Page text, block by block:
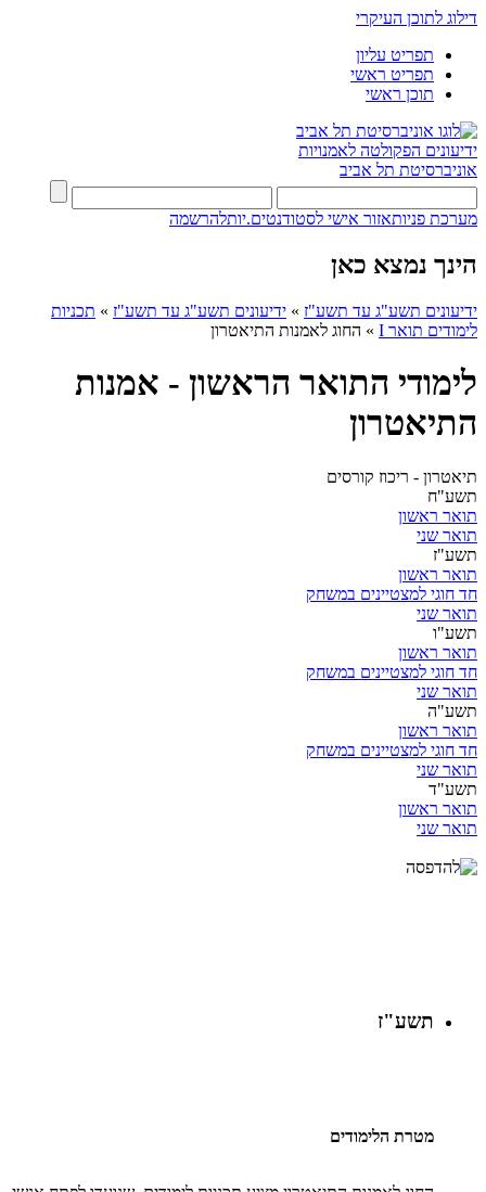
דילוג לתוכן העיקרי
תפריט עליון
תפריט ראשי
תוכן ראשי
ידיעונים הפקולטה לאמנויות
אוניברסיטת תל אביב
מערכת פניותאזור אישי לסטודנטים.יותלהרשמה
הינך נמצא כאן
ידיעונים תשע"ג עד תשע"ז » ידיעונים תשע"ג עד תשע"ז » תכניות
לימודים תואר I
» החוג לאמנות התיאטרון
לימודי התואר הראשון - אמנות
התיאטרון
תיאטרון - ריכוז קורסים
תשע"ח
תואר ראשון
תואר שני
תשע"ז
תואר ראשון
חד חוגי למצטיינים במשחק
תואר שני
תשע"ו
תואר ראשון
חד חוגי למצטיינים במשחק
תואר שני
תשע"ה
תואר ראשון
חד חוגי למצטיינים במשחק
תואר שני
תשע"ד
תואר ראשון
תואר שני
תשע"ז
מטרת הלימודים